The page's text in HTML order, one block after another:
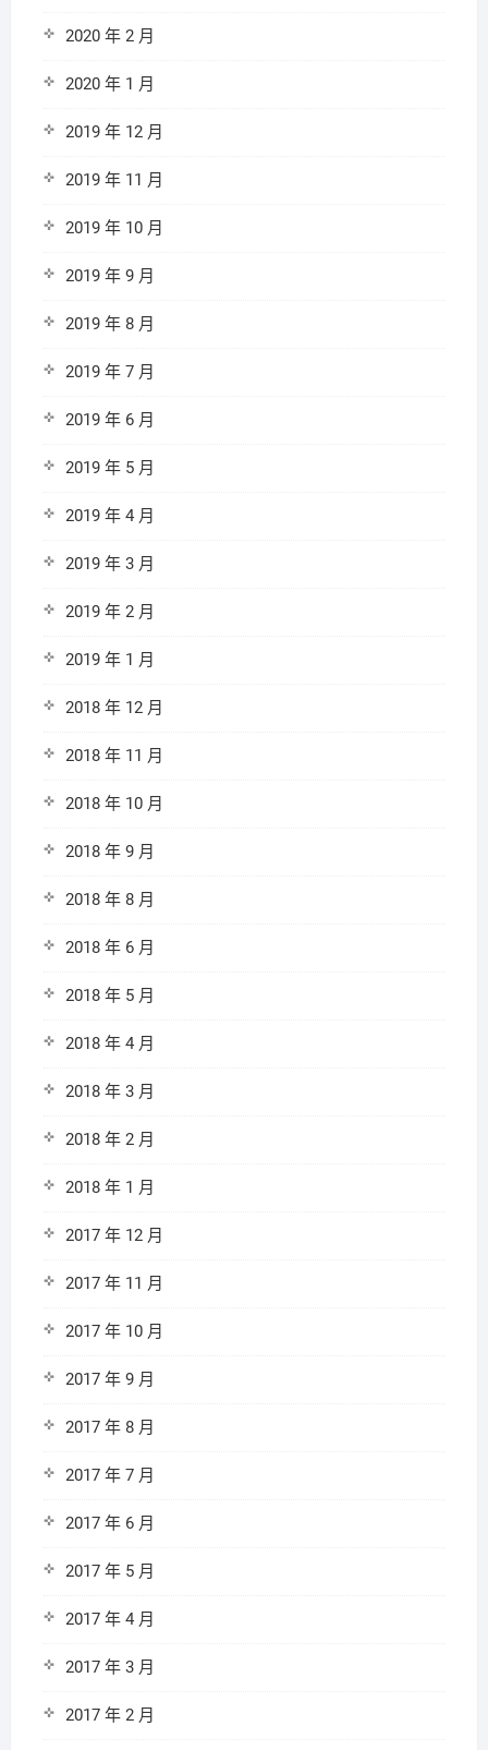
2020 年 2 月
2020 年 1 月
2019 年 12 月
2019 年 11 月
2019 年 10 月
2019 年 9 月
2019 年 8 月
2019 年 7 月
2019 年 6 月
2019 年 5 月
2019 年 4 月
2019 年 3 月
2019 年 2 月
2019 年 1 月
2018 年 12 月
2018 年 11 月
2018 年 10 月
2018 年 9 月
2018 年 8 月
2018 年 6 月
2018 年 5 月
2018 年 4 月
2018 年 3 月
2018 年 2 月
2018 年 1 月
2017 年 12 月
2017 年 11 月
2017 年 10 月
2017 年 9 月
2017 年 8 月
2017 年 7 月
2017 年 6 月
2017 年 5 月
2017 年 4 月
2017 年 3 月
2017 年 2 月